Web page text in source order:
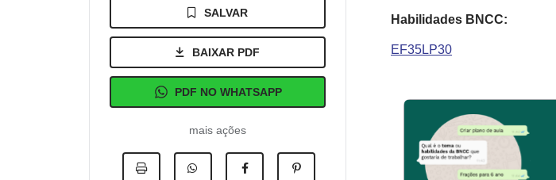
SALVAR
BAIXAR PDF
PDF NO WHATSAPP
mais ações
Habilidades BNCC:
EF35LP30